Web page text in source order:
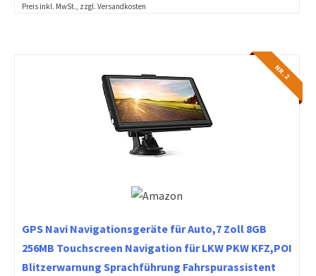
Preis inkl. MwSt., zzgl. Versandkosten
NR. 2
GPS Navi Navigationsgeräte für Auto,7 Zoll 8GB
256MB Touchscreen Navigation für LKW PKW KFZ,POI
Blitzerwarnung Sprachführung Fahrspurassistent